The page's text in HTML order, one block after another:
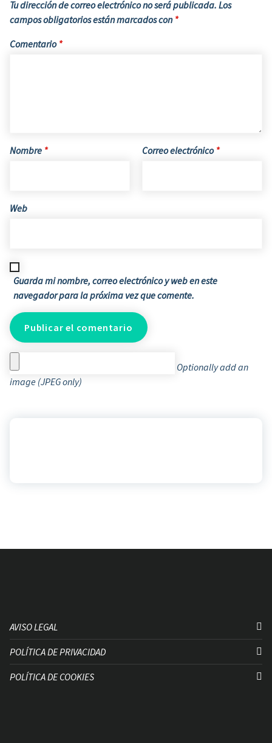
Tu dirección de correo electrónico no será publicada. Los
campos obligatorios están marcados con *
Comentario *
Nombre * Correo electrónico *
Web
Guarda mi nombre, correo electrónico y web en este
navegador para la próxima vez que comente.
Optionally add an
image (JPEG only)
AVISO LEGAL
POLÍTICA DE PRIVACIDAD
POLÍTICA DE COOKIES